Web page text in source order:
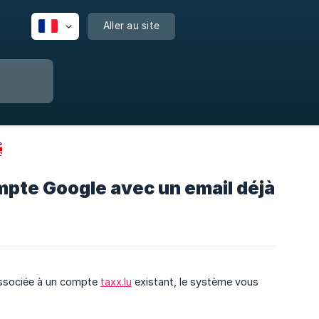
Aller au site
Google avec un email déjà
à un compte taxx.lu existant, le système vous